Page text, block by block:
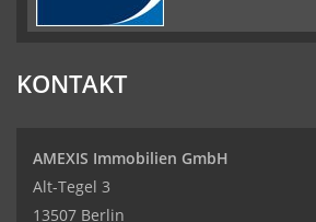
KONTAKT
AMEXIS Immobilien GmbH
Alt-Tegel 3
13507 Berlin